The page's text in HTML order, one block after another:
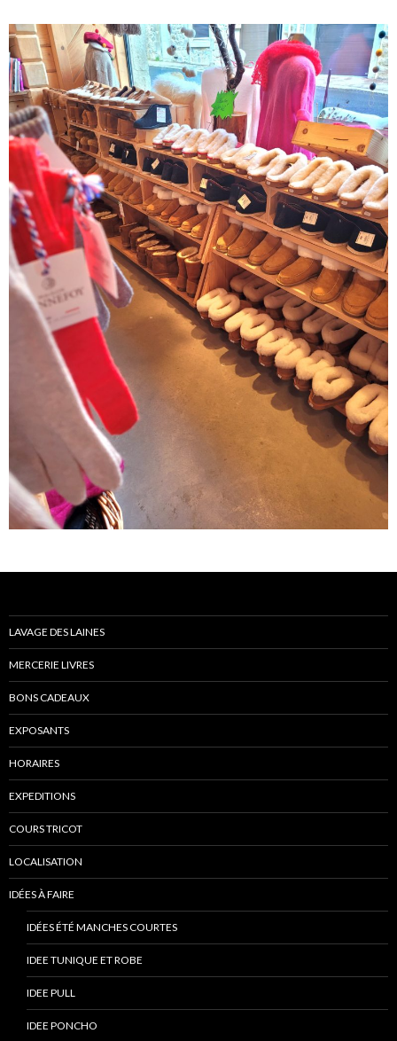
LAVAGE DES LAINES
MERCERIE LIVRES
BONS CADEAUX
EXPOSANTS
HORAIRES
EXPEDITIONS
COURS TRICOT
LOCALISATION
IDÉES À FAIRE
IDÉES ÉTÉ MANCHES COURTES
IDEE TUNIQUE ET ROBE
IDEE PULL
IDEE PONCHO